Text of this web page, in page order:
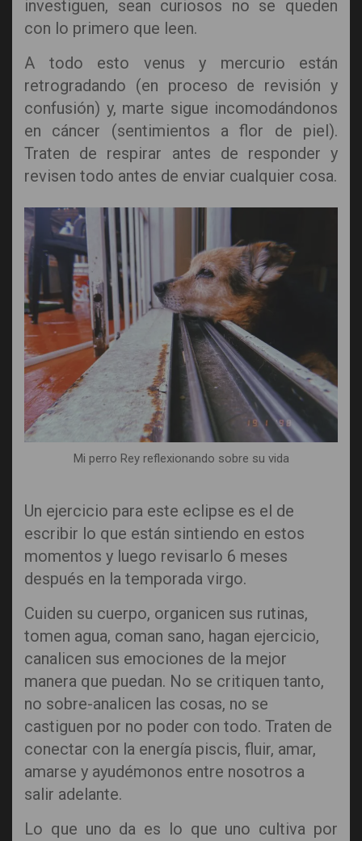
investiguen, sean curiosos no se queden
con lo primero que leen.
A todo esto venus y mercurio están
retrogradando (en proceso de revisión y
confusión) y, marte sigue incomodándonos
en cáncer (sentimientos a flor de piel).
Traten de respirar antes de responder y
revisen todo antes de enviar cualquier cosa.
Mi perro Rey reflexionando sobre su vida
Un ejercicio para este eclipse es el de
escribir lo que están sintiendo en estos
momentos y luego revisarlo 6 meses
después en la temporada virgo.
Cuiden su cuerpo, organicen sus rutinas,
tomen agua, coman sano, hagan ejercicio,
canalicen sus emociones de la mejor
manera que puedan. No se critiquen tanto,
no sobre-analicen las cosas, no se
castiguen por no poder con todo. Traten de
conectar con la energía piscis, fluir, amar,
amarse y ayudémonos entre nosotros a
salir adelante.
Lo que uno da es lo que uno cultiva por